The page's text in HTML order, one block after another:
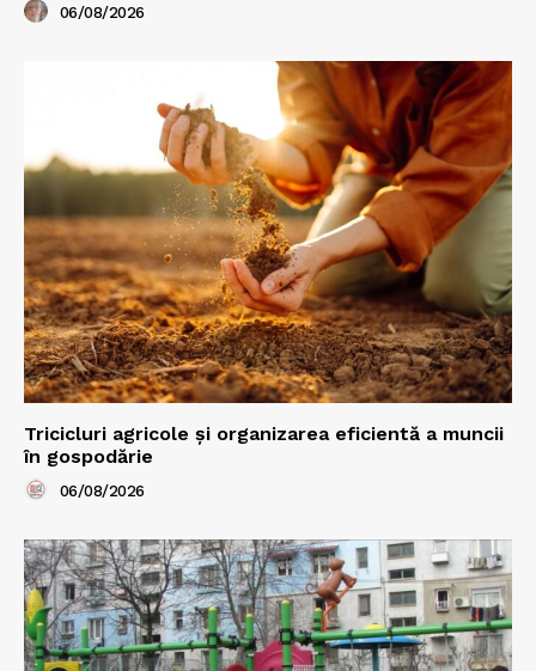
06/08/2026
Tricicluri agricole și organizarea eficientă a muncii
în gospodărie
06/08/2026